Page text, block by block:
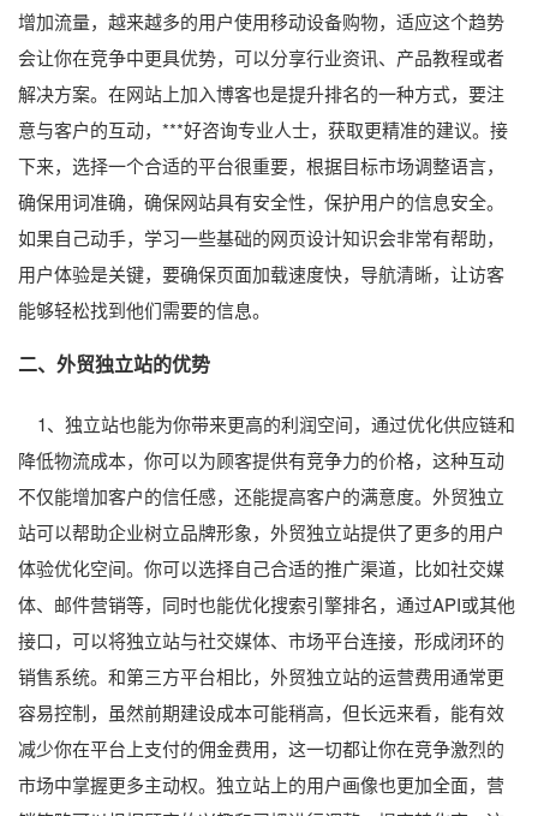
增加流量，越来越多的用户使用移动设备购物，适应这个趋势
会让你在竞争中更具优势，可以分享行业资讯、产品教程或者
解决方案。在网站上加入博客也是提升排名的一种方式，要注
意与客户的互动，***好咨询专业人士，获取更精准的建议。接
下来，选择一个合适的平台很重要，根据目标市场调整语言，
确保用词准确，确保网站具有安全性，保护用户的信息安全。
如果自己动手，学习一些基础的网页设计知识会非常有帮助，
用户体验是关键，要确保页面加载速度快，导航清晰，让访客
能够轻松找到他们需要的信息。
二、外贸独立站的优势
1、独立站也能为你带来更高的利润空间，通过优化供应链和
降低物流成本，你可以为顾客提供有竞争力的价格，这种互动
不仅能增加客户的信任感，还能提高客户的满意度。外贸独立
站可以帮助企业树立品牌形象，外贸独立站提供了更多的用户
体验优化空间。你可以选择自己合适的推广渠道，比如社交媒
体、邮件营销等，同时也能优化搜索引擎排名，通过API或其他
接口，可以将独立站与社交媒体、市场平台连接，形成闭环的
销售系统。和第三方平台相比，外贸独立站的运营费用通常更
容易控制，虽然前期建设成本可能稍高，但长远来看，能有效
减少你在平台上支付的佣金费用，这一切都让你在竞争激烈的
市场中掌握更多主动权。独立站上的用户画像也更加全面，营